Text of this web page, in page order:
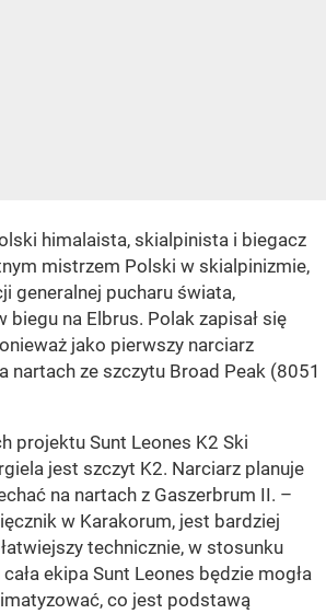
himalaista, skialpinista i biegacz
mistrzem Polski w skialpinizmie,
generalnej pucharu świata,
na Elbrus. Polak zapisał się
jako pierwszy narciarz
nartach ze szczytu Broad Peak (8051
projektu Sunt Leones K2 Ski
jest szczyt K2. Narciarz planuje
na nartach z Gaszerbrum II. –
w Karakorum, jest bardziej
technicznie, w stosunku
ekipa Sunt Leones będzie mogła
co jest podstawą